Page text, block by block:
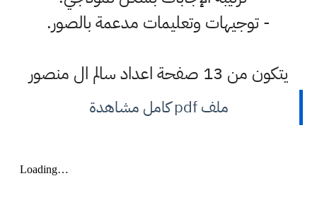
- توجيهات وتعليمات مدعمة بالصور.
يتكون من 13 صفحة اعداد سالم ال منصور
ملف pdf كامل مشاهدة